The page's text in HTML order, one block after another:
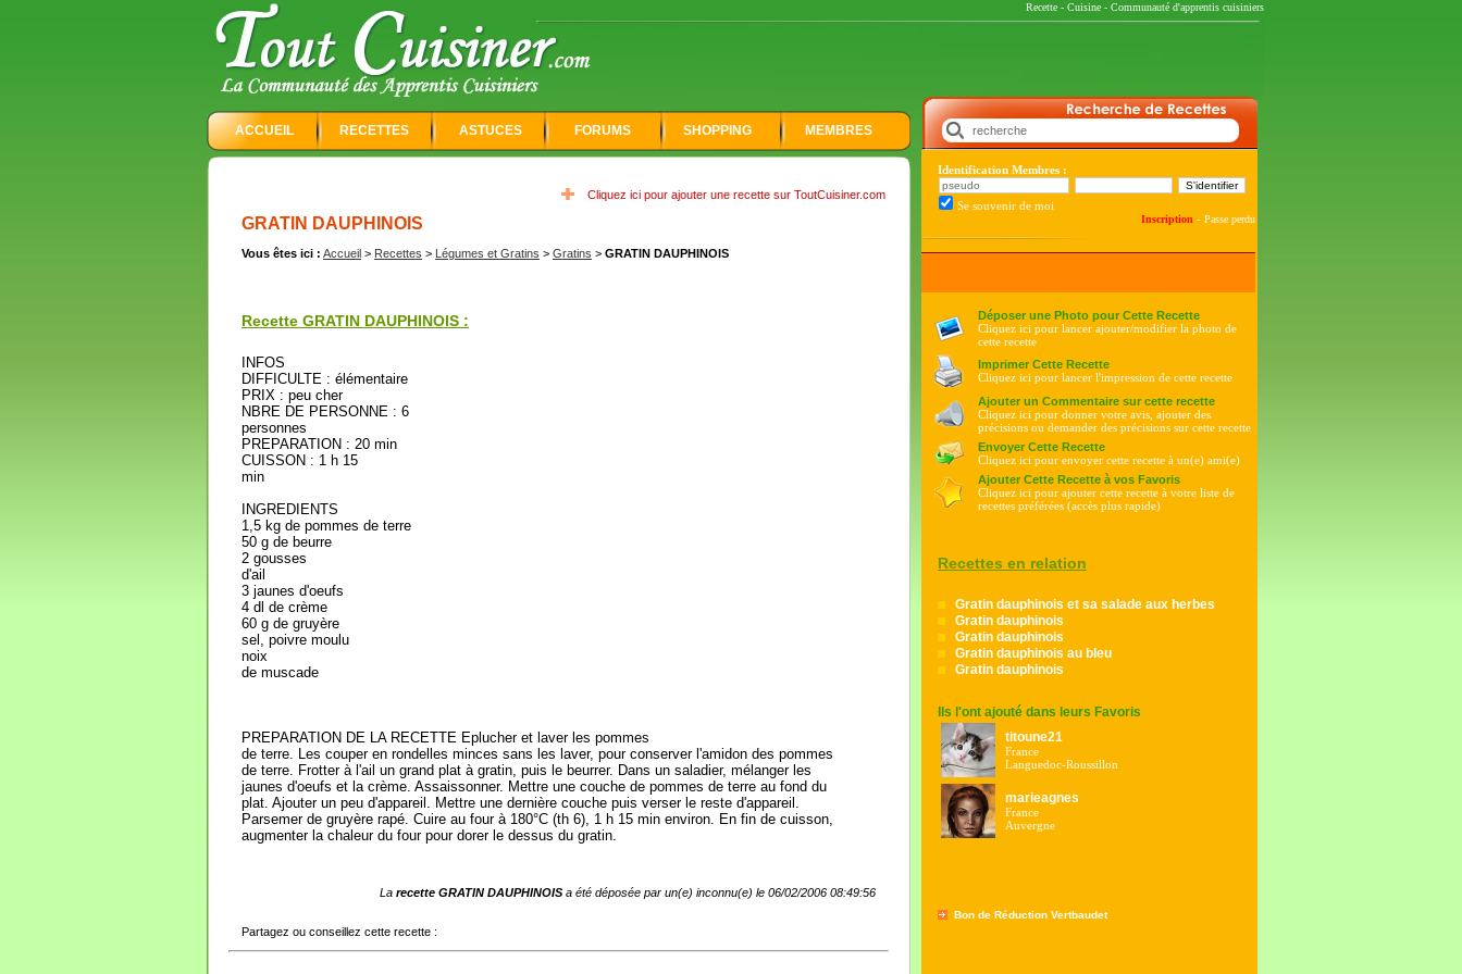
Recette - Cuisine - Communauté d'apprentis cuisiniers
ACCUEIL RECETTES ASTUCES FORUMS SHOPPING MEMBRES
Identification Membres :
Se souvenir de moi
Inscription - Passe perdu
Déposer une Photo pour Cette Recette
Cliquez ici pour lancer ajouter/modifier la photo de
cette recette
Imprimer Cette Recette
Cliquez ici pour lancer l'impression de cette recette
Ajouter un Commentaire sur cette recette
Cliquez ici pour donner votre avis, ajouter des
précisions ou demander des précisions sur cette recette
Envoyer Cette Recette
Cliquez ici pour envoyer cette recette à un(e) ami(e)
Ajouter Cette Recette à vos Favoris
Cliquez ici pour ajouter cette recette à votre liste de
recettes préférées (accès plus rapide)
Recettes en relation
Gratin dauphinois et sa salade aux herbes
Gratin dauphinois
Gratin dauphinois
Gratin dauphinois au bleu
Gratin dauphinois
Ils l'ont ajouté dans leurs Favoris
titoune21
France
Languedoc-Roussillon
marieagnes
France
Auvergne
Cliquez ici pour ajouter une recette sur ToutCuisiner.com
GRATIN DAUPHINOIS
Vous êtes ici : Accueil > Recettes > Légumes et Gratins > Gratins > GRATIN DAUPHINOIS
Recette GRATIN DAUPHINOIS :
INFOS
DIFFICULTE : élémentaire
PRIX : peu cher
NBRE DE PERSONNE : 6
personnes
PREPARATION : 20 min
CUISSON : 1 h 15
min
INGREDIENTS
1,5 kg de pommes de terre
50 g de beurre
2 gousses
d'ail
3 jaunes d'oeufs
4 dl de crème
60 g de gruyère
sel, poivre moulu
noix
de muscade
PREPARATION DE LA RECETTE Eplucher et laver les pommes
de terre. Les couper en rondelles minces sans les laver, pour conserver l'amidon des pommes
de terre. Frotter à l'ail un grand plat à gratin, puis le beurrer. Dans un saladier, mélanger les
jaunes d'oeufs et la crème. Assaissonner. Mettre une couche de pommes de terre au fond du
plat. Ajouter un peu d'appareil. Mettre une dernière couche puis verser le reste d'appareil.
Parsemer de gruyère rapé. Cuire au four à 180°C (th 6), 1 h 15 min environ. En fin de cuisson,
augmenter la chaleur du four pour dorer le dessus du gratin.
La recette GRATIN DAUPHINOIS a été déposée par un(e) inconnu(e) le 06/02/2006 08:49:56
Partagez ou conseillez cette recette :
Bon de Réduction Vertbaudet